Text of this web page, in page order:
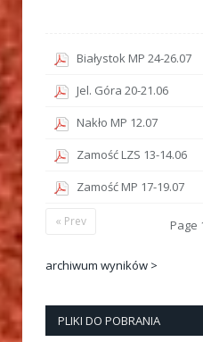
Białystok MP 24-26.07
Jel. Góra 20-21.06
Nakło MP 12.07
Zamość LZS 13-14.06
Zamość MP 17-19.07
Page
« Prev
archiwum wyników >
PLIKI DO POBRANIA